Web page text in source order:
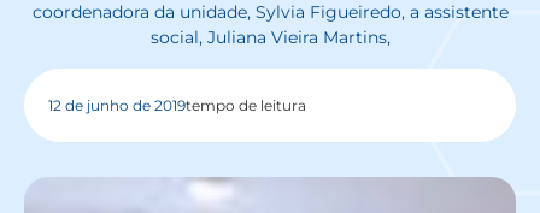
coordenadora da unidade, Sylvia Figueiredo, a assistente
social, Juliana Vieira Martins,
12 de junho de 2019tempo de leitura